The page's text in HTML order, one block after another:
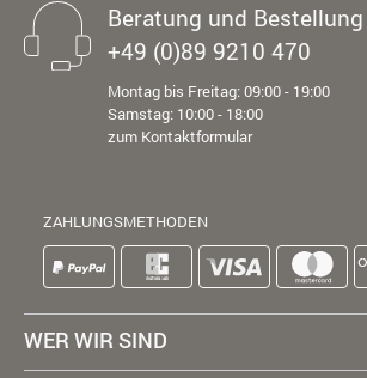
Beratung und Bestellung
+49 (0)89 9210 470
Montag bis Freitag: 09:00 - 19:00
Samstag: 10:00 - 18:00
zum Kontaktformular
ZAHLUNGSMETHODEN
WER WIR SIND